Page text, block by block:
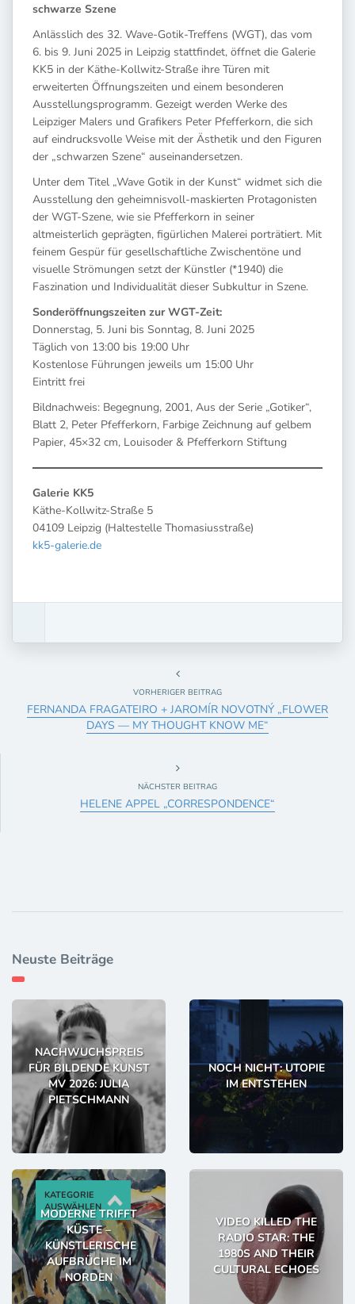
schwarze Szene
Anlässlich des 32. Wave-Gotik-Treffens (WGT), das vom
6. bis 9. Juni 2025 in Leipzig stattfindet, öffnet die Galerie
KK5 in der Käthe-Kollwitz-Straße ihre Türen mit
erweiterten Öffnungszeiten und einem besonderen
Ausstellungsprogramm. Gezeigt werden Werke des
Leipziger Malers und Grafikers Peter Pfefferkorn, die sich
auf eindrucksvolle Weise mit der Ästhetik und den Figuren
der „schwarzen Szene“ auseinandersetzen.
Unter dem Titel „Wave Gotik in der Kunst“ widmet sich die
Ausstellung den geheimnisvoll-maskierten Protagonisten
der WGT-Szene, wie sie Pfefferkorn in seiner
altmeisterlich geprägten, figürlichen Malerei porträtiert. Mit
feinem Gespür für gesellschaftliche Zwischentöne und
visuelle Strömungen setzt der Künstler (*1940) die
Faszination und Individualität dieser Subkultur in Szene.
Sonderöffnungszeiten zur WGT-Zeit:
Donnerstag, 5. Juni bis Sonntag, 8. Juni 2025
Täglich von 13:00 bis 19:00 Uhr
Kostenlose Führungen jeweils um 15:00 Uhr
Eintritt frei
Bildnachweis: Begegnung, 2001, Aus der Serie „Gotiker“,
Blatt 2, Peter Pfefferkorn, Farbige Zeichnung auf gelbem
Papier, 45×32 cm, Louisoder & Pfefferkorn Stiftung
Galerie KK5
Käthe-Kollwitz-Straße 5
04109 Leipzig (Haltestelle Thomasiusstraße)
kk5-galerie.de
VORHERIGER BEITRAG
FERNANDA FRAGATEIRO + JAROMÍR NOVOTNÝ „FLOWER
DAYS — MY THOUGHT KNOW ME“
NÄCHSTER BEITRAG
HELENE APPEL „CORRESPONDENCE“
Neuste Beiträge
NACHWUCHSPREIS
FÜR BILDENDE KUNST
MV 2026: JULIA
PIETSCHMANN
NOCH NICHT: UTOPIE
IM ENTSTEHEN
MODERNE TRIFFT
KÜSTE –
KÜNSTLERISCHE
AUFBRÜCHE IM
NORDEN
VIDEO KILLED THE
RADIO STAR: THE
1980S AND THEIR
CULTURAL ECHOES
KATEGORIE
AUSWÄHLEN